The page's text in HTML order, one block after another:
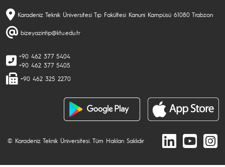
Karadeniz Teknik Üniversitesi Tıp Fakültesi Kanuni Kampüsü 61080 Trabzon
bizeyazintip@ktu.edu.tr
+90 462 377 5404
+90 462 377 5405
+90 462 325 2270
© Karadeniz Teknik Üniversitesi. Tüm Hakları Saklıdır